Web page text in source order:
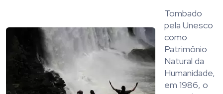
Tombado
pela Unesco
como
Patrimônio
Natural da
Humanidade,
em 1986, o